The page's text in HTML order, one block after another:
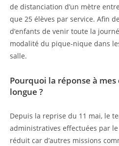
de distanciation d’un mètre
que 25 élèves par service. Afin
d’enfants de venir toute la
modalité du pique-nique dans
salle.
Pourquoi la réponse à
longue ?
Depuis la reprise du 11 mai, le
administratives effectuées par le
réduit car d’autres missions